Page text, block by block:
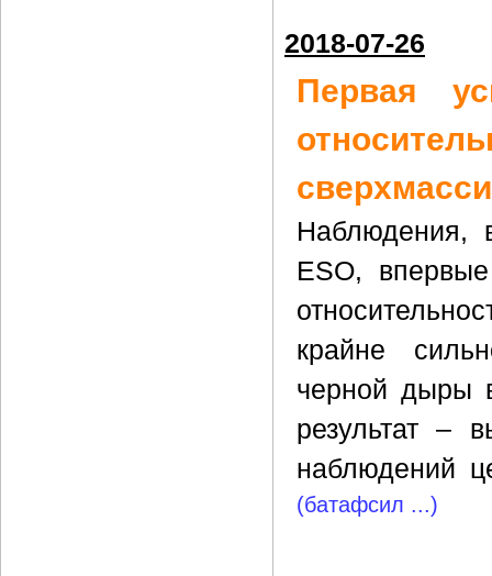
2018-07-26
Первая
Наблюдения,
ESO,
крайне
черной дыры
результат –
наблюдений
(батафсил ...)